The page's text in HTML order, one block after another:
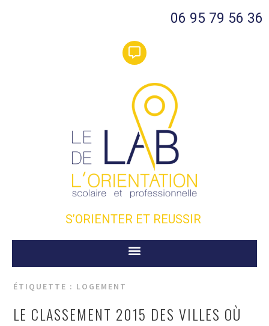
06 95 79 56 36
S’ORIENTER ET REUSSIR
ÉTIQUETTE : LOGEMENT
LE CLASSEMENT 2015 DES VILLES OÙ